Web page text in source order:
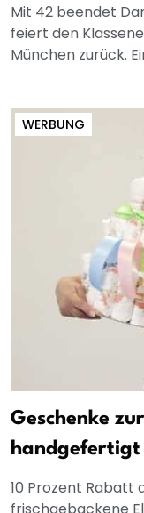
Mit 42 beendet
feiert den
München zurück.
WERBUNG
Geschenke
handgefertigt
10 Prozent Rabatt